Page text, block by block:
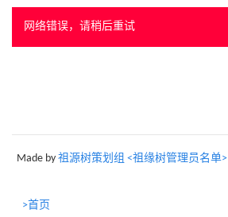
网络错误，请稍后重试
Made by 祖源树策划组 <祖缘树管理员名单>
>首页